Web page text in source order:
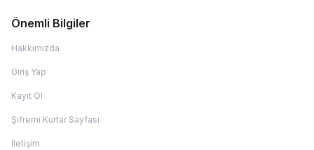
Önemli Bilgiler
Hakkımızda
Giriş Yap
Kayıt Ol
Şifremi Kurtar Sayfası
İletişim